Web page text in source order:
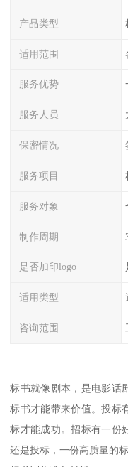
产品类型
适用范围
服务优势
服务人员
保密情况
服务项目
服务对象
制作周期
是否加印logo
适用类型
咨询范围
标书就像剧本，是电影话
标书才能带来价值。投标
标才能成功。招标有一份
还是投标，一份高质量的